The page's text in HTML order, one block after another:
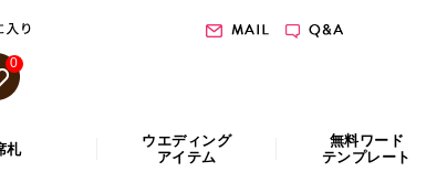
0
札
ウエディング
アイテム
無料ワード
テンプレート